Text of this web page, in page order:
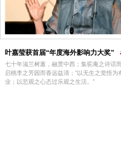
叶嘉莹获首届“年度海外影响力大奖”
七十年滋兰树蕙，融贯中西；集驼庵之诗话
启桃李之芳园而香远益清；“以无生之觉悟为
业；以悲观之心态过乐观之生活。”